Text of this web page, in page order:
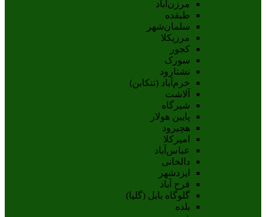
مرزن‌آباد
طبقده
سلمان‌شهر
مرزیکلا
کجور
سورک
نشتارود
خرم‌آباد (تنکابن)
آلاشت
شیرگاه
پایین هولار
هچیرود
امیرکلا
عباس‌آباد
دالخانی
ایزدشهر
فرح آباد
گلوگاه بابل (گلیا)
بلده